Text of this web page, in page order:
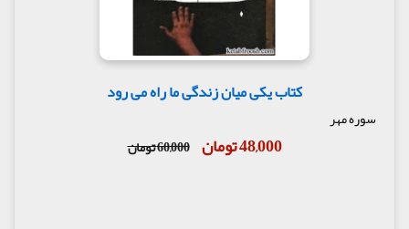
کتاب یکی میان زندگی ما راه می رود
سوره مهر
48,000 تومان 60,000 تومان